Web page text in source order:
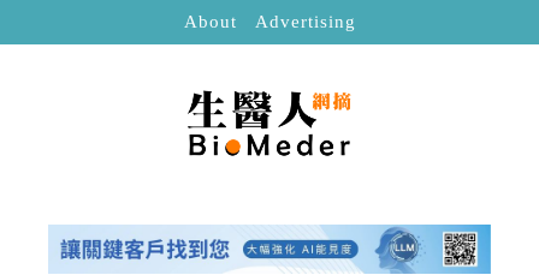
About Advertising